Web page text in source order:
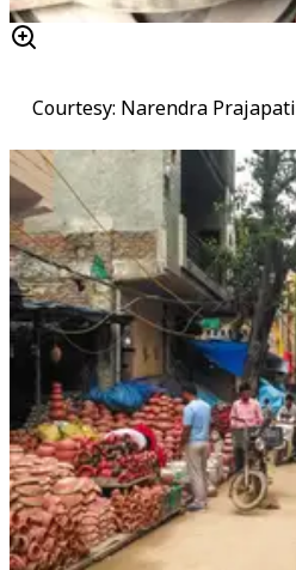
Courtesy: Narendra Prajapati